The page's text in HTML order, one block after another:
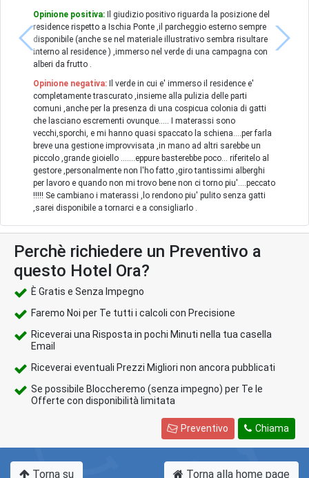
Opinione positiva:
Il giudizio positivo riguarda la posizione del
residence rispetto a Ischia Ponte ,il parcheggio esterno sempre
disponibile (anche se nel materiale illustrativo sembra risultare
interno al residence ) ,immerso nel verde di una campagna con
alberi da frutto .
Opinione negativa:
Il verde in cui e' immerso il residence e'
completamente trascurato ,insieme alla pulizia delle parti
comuni ,anche per la presenza di una cospicua colonia di gatti
che lasciano escrementi ovunque..... I materassi sono
vecchi,sporchi, e mi hanno quasi spaccato la schiena....per farla
breve una gestione improvvisata ,in mano ad altri sarebbe un
piccolo ,grande gioiello .......eppure basterebbe poco... riferitelo al
gestore ,personalmente non l'ho fatto ,giro tantissimi alberghi
per lavoro e quando non mi trovo bene non ci torno piu'....peccato
!!!!! Se cambiano i materassi ,lo rendono piu' pulito senza gatti
,sarei disponibile a tornarci e a consigliarlo .
Perchè richiedere un Preventivo a
questo Hotel Ora?
È Gratis e Senza Impegno
Faremo Noi per Te tutti i calcoli con Precisione
Riceverai una Risposta in pochi Minuti nella tua casella
Email
Riceverai eventuali Prezzi Migliori non ancora pubblicati
Se possibile Bloccheremo (senza impegno) per Te le
Offerte con disponibilità limitata
Chiama
Preventivo
Torna su Torna alla home page